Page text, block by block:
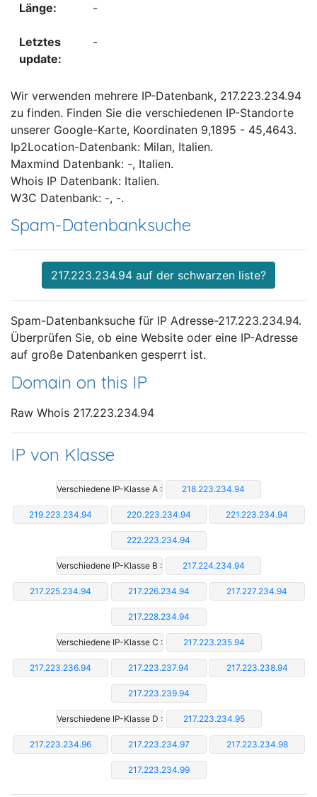
-
-
Wir verwenden mehrere IP-Datenbank, 217.223.234.94
zu finden. Finden Sie die verschiedenen IP-Standorte
unserer Google-Karte, Koordinaten 9,1895 - 45,4643.
Ip2Location-Datenbank: Milan, Italien.
Maxmind Datenbank: -, Italien.
Whois IP Datenbank: Italien.
W3C Datenbank: -, -.
Spam-Datenbanksuche
217.223.234.94 auf der schwarzen liste?
Spam-Datenbanksuche für IP Adresse-217.223.234.94.
Überprüfen Sie, ob eine Website oder eine IP-Adresse
auf große Datenbanken gesperrt ist.
Domain on this IP
Raw Whois 217.223.234.94
IP von Klasse
Verschiedene IP-Klasse A : 218.223.234.94
219.223.234.94 220.223.234.94 221.223.234.94
222.223.234.94
Verschiedene IP-Klasse B : 217.224.234.94
217.225.234.94 217.226.234.94 217.227.234.94
217.228.234.94
Verschiedene IP-Klasse C : 217.223.235.94
217.223.236.94 217.223.237.94 217.223.238.94
217.223.239.94
Verschiedene IP-Klasse D : 217.223.234.95
217.223.234.96 217.223.234.97 217.223.234.98
217.223.234.99